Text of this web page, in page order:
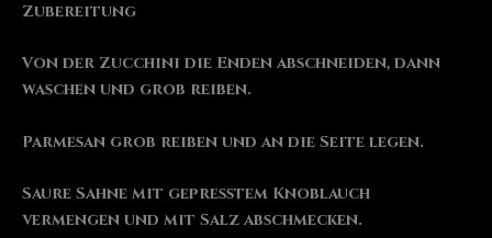
Zubereitung
Von der Zucchini die Enden abschneiden, dann
waschen und grob reiben.
Parmesan grob reiben und an die Seite legen.
Saure Sahne mit gepresstem Knoblauch
vermengen und mit Salz abschmecken.